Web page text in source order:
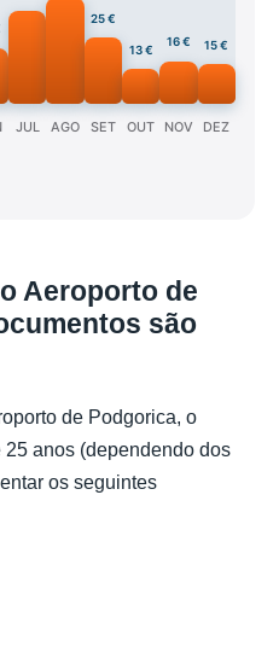
JUL AGO
25 €
SET
13 €
OUT
16 €
NOV
15 €
DEZ
Aeroporto de
são
de Podgorica, o
anos (dependendo dos
os seguintes